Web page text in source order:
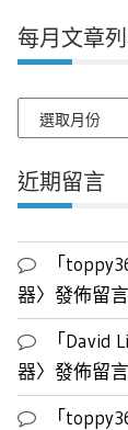
每月文章
月
章
列
近期留言
「
器〉發佈留言
「David
器〉發佈留言
「